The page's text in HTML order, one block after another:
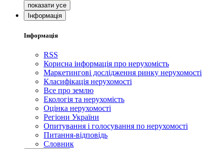
Інформація
Інформація
RSS
Корисна інформація про нерухомість
Маркетингові дослідження ринку нерухомості
Класифікація нерухомості
Все про землю
Екологія та нерухомість
Оцінка нерухомості
Регіони України
Опитування і голосування по нерухомості
Питання-відповідь
Словник